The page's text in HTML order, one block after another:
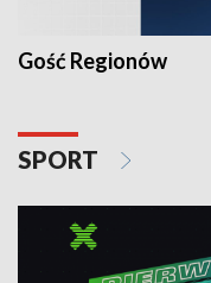
Gość Regionów
SPORT